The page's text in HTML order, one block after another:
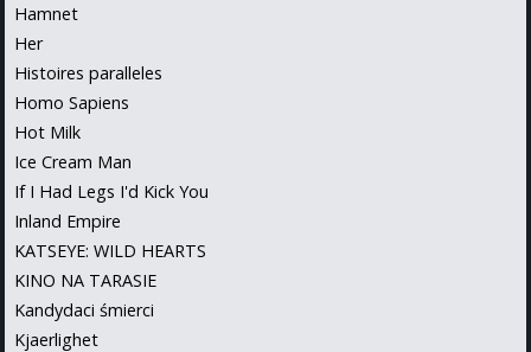
Hamnet
Her
Histoires paralleles
Homo Sapiens
Hot Milk
Ice Cream Man
If I Had Legs I'd Kick You
Inland Empire
KATSEYE: WILD HEARTS
KINO NA TARASIE
Kandydaci śmierci
Kjaerlighet